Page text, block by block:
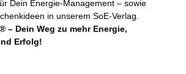
Dein Energie-Management – sowie
in unserem SoE-Verlag.
– Dein Weg zu mehr Energie,
Erfolg!